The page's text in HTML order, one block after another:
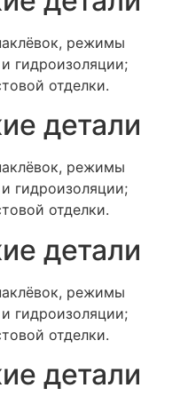
режимы
гидроизоляции;
отделки.
детали
режимы
гидроизоляции;
отделки.
детали
режимы
гидроизоляции;
отделки.
детали